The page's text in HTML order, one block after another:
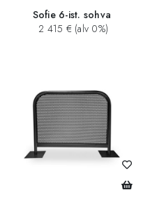
Sofie 6-ist. sohva
2 415 € (alv 0%)